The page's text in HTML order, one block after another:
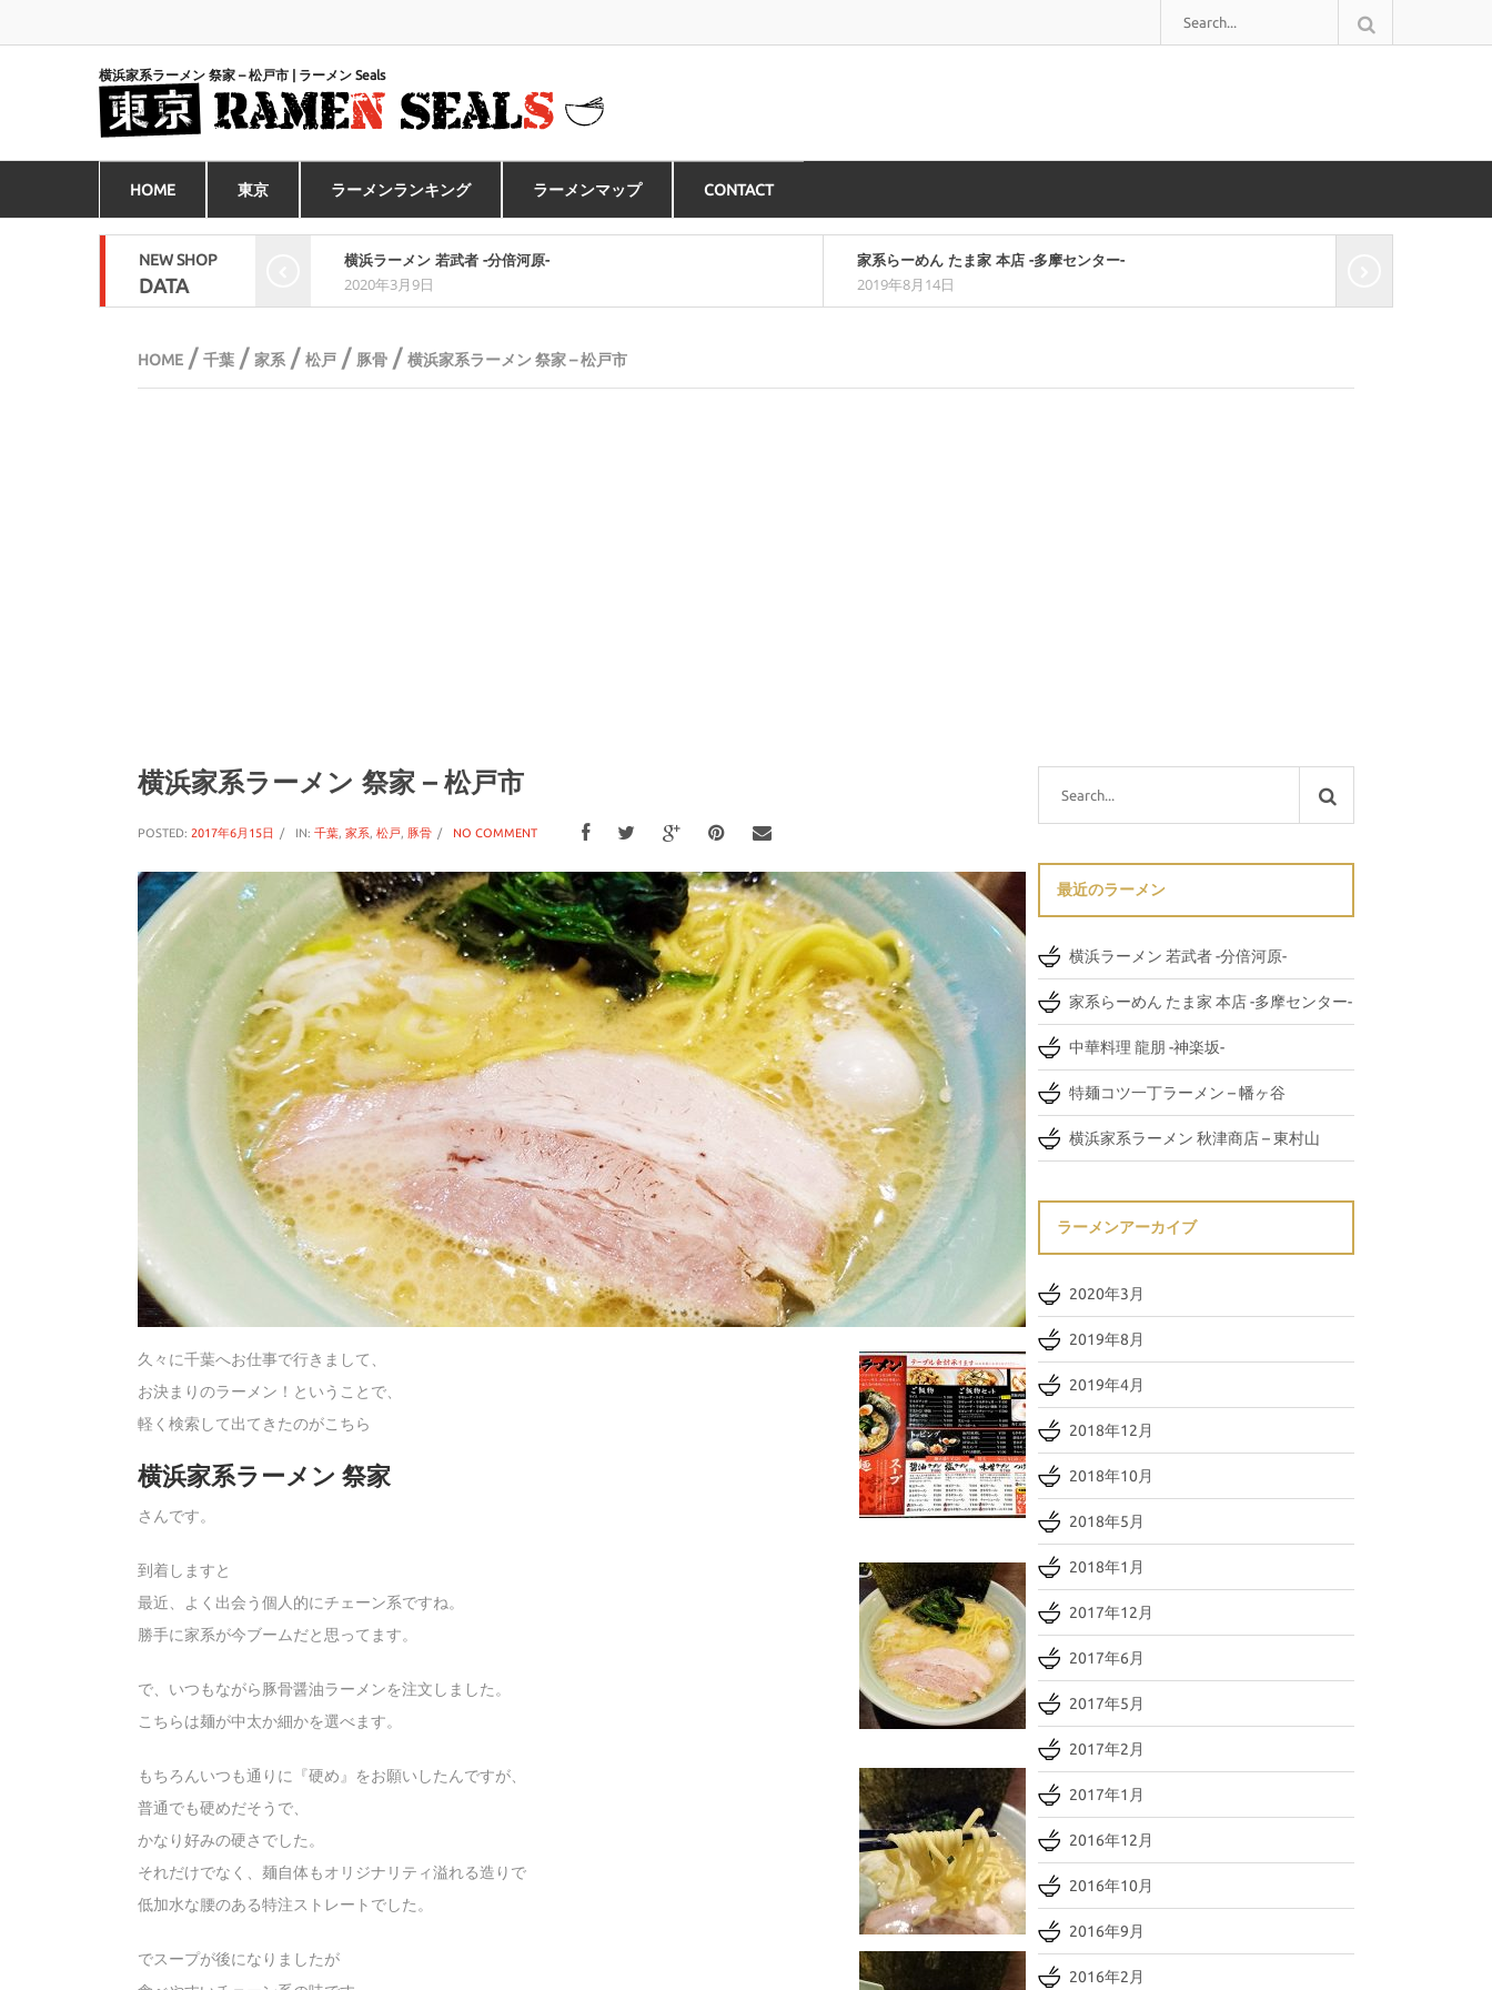
横浜家系ラーメン 祭家 – 松戸市 | ラーメン Seals
HOME 東京 ラーメンランキング ラーメンマップ CONTACT
NEW SHOP
DATA
家系らーめん たま家 本店 -多摩センター-
2019年8月14日
中華料理 龍朋 -神楽坂-
2019年4月11日
HOME / 千葉 / 家系 / 松戸 / 豚骨 / 横浜家系ラーメン 祭家 – 松戸市
横浜家系ラーメン 祭家 – 松戸市
POSTED: 2017年6月15日 IN: 千葉, 家系, 松戸, 豚骨 NO COMMENT
久々に千葉へお仕事で行きまして、
お決まりのラーメン！ということで、
軽く検索して出てきたのがこちら
横浜家系ラーメン 祭家
さんです。
到着しますと
最近、よく出会う個人的にチェーン系ですね。
勝手に家系が今ブームだと思ってます。
で、いつもながら豚骨醤油ラーメンを注文しました。
こちらは麺が中太か細かを選べます。
もちろんいつも通りに『硬め』をお願いしたんですが、
普通でも硬めだそうで、
かなり好みの硬さでした。
それだけでなく、麺自体もオリジナリティ溢れる造りで
低加水な腰のある特注ストレートでした。
でスープが後になりましたが
最近のラーメン
横浜ラーメン 若武者 -分倍河原-
家系らーめん たま家 本店 -多摩センター-
中華料理 龍朋 -神楽坂-
特麺コツ一丁ラーメン – 幡ヶ谷
横浜家系ラーメン 秋津商店 – 東村山
ラーメンアーカイブ
2020年3月
2019年8月
2019年4月
2018年12月
2018年10月
2018年5月
2018年1月
2017年12月
2017年6月
2017年5月
2017年2月
2017年1月
2016年12月
2016年10月
2016年9月
2016年2月